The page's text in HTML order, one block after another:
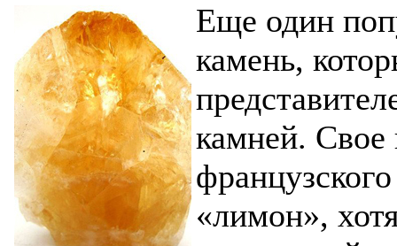
Еще один
камень,
камней. Свое
«лимон»,